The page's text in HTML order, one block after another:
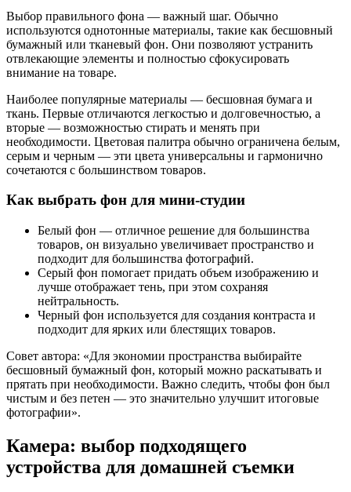
Выбор правильного фона — важный шаг. Обычно
используются однотонные материалы, такие как бесшовный
бумажный или тканевый фон. Они позволяют устранить
отвлекающие элементы и полностью сфокусировать
внимание на товаре.
Наиболее популярные материалы — бесшовная бумага и
ткань. Первые отличаются легкостью и долговечностью, а
вторые — возможностью стирать и менять при
необходимости. Цветовая палитра обычно ограничена белым,
серым и черным — эти цвета универсальны и гармонично
сочетаются с большинством товаров.
Как выбрать фон для мини-студии
Белый фон — отличное решение для большинства
товаров, он визуально увеличивает пространство и
подходит для большинства фотографий.
Серый фон помогает придать объем изображению и
лучше отображает тень, при этом сохраняя
нейтральность.
Черный фон используется для создания контраста и
подходит для ярких или блестящих товаров.
Совет автора: «Для экономии пространства выбирайте
бесшовный бумажный фон, который можно раскатывать и
прятать при необходимости. Важно следить, чтобы фон был
чистым и без петен — это значительно улучшит итоговые
фотографии».
Камера: выбор подходящего
устройства для домашней съемки